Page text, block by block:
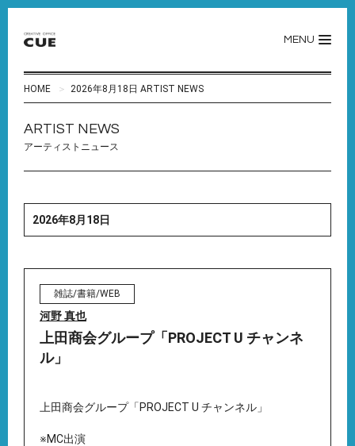
MENU
HOME 2026年8月18日 ARTIST NEWS
ARTIST NEWS
アーティストニュース
2026年8月18日
雑誌/書籍/WEB
河野 真也
上田商会グループ「PROJECT U チャンネ
ル」
上田商会グループ「PROJECT U チャンネル」
※MC出演